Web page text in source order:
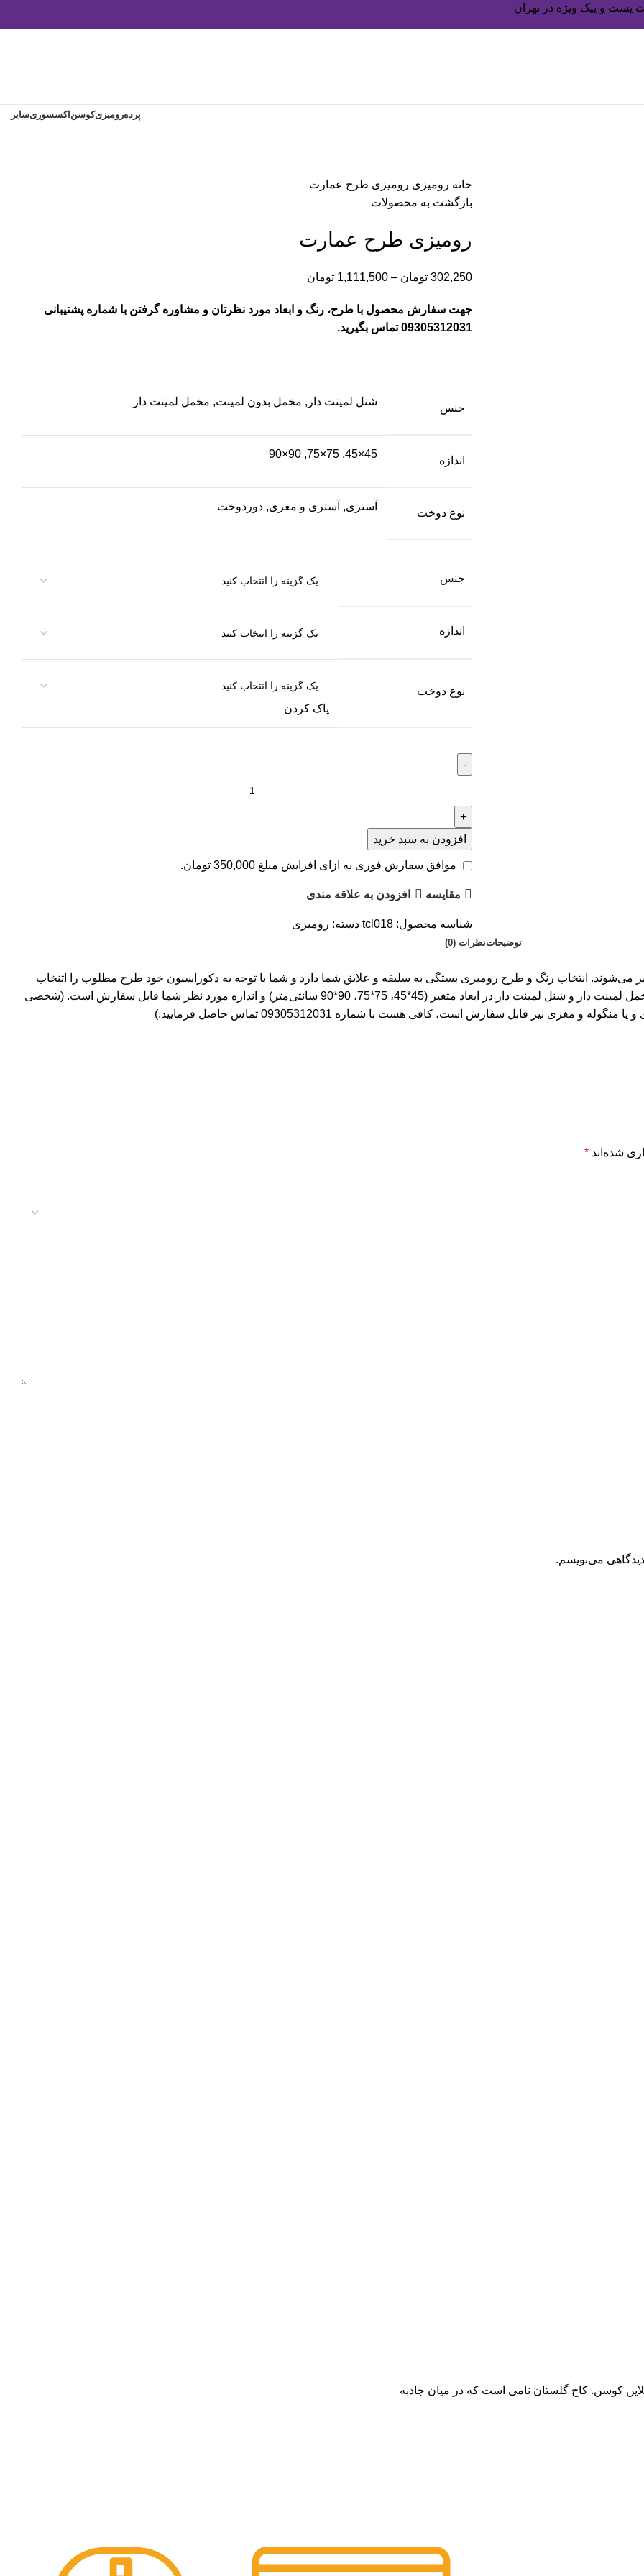
پست و پیک ویژه در تهران
پردهرومیزیکوسن اکسسوریسایر
خانه رومیزی رومیزی طرح عمارت
بازگشت به محصولات
رومیزی طرح عمارت
302,250 تومان –
1,111,500 تومان
جهت سفارش محصول با طرح، رنگ و ابعاد مورد نظرتان و مشاوره گرفتن با شماره پشتیبانی
09305312031 تماس بگیرید.
جنس
شنل لمینت دار, مخمل بدون لمینت, مخمل لمینت دار
اندازه
45×45, 75×75, 90×90
نوع دوخت
آستری, آستری و مغزی, دوردوخت
جنس
اندازه
نوع دوخت
پاک کردن
افزودن به سبد خرید
موافق سفارش فوری به ازای افزایش مبلغ 350,000 تومان.
مقایسه افزودن به علاقه مندی
شناسه محصول: tcl018 دسته: رومیزی
توضیحاتنظرات (0)
انتخاب رنگ و طرح رومیزی بستگی به سلیقه و علایق شما دارد و شما با توجه به دکوراسیون خود طرح مطلوب را اتنخاب
می کنید. رومیزی های رنگار در سه جنس مخمل بدون لمینت و مخمل لمینت دار و شنل لمینت دار در ابعاد متغیر (45*45، 75*75، 90*90 سانتی‌متر) و اندازه مورد نظر شما قابل سفارش است. (شخصی
نیز قابل سفارش است، کافی هست با شماره 09305312031 تماس حاصل فرمایید.)
شده‌اند *
می‌نویسم.
کوسن. کاخ گلستان نامی است که در میان جاذبه